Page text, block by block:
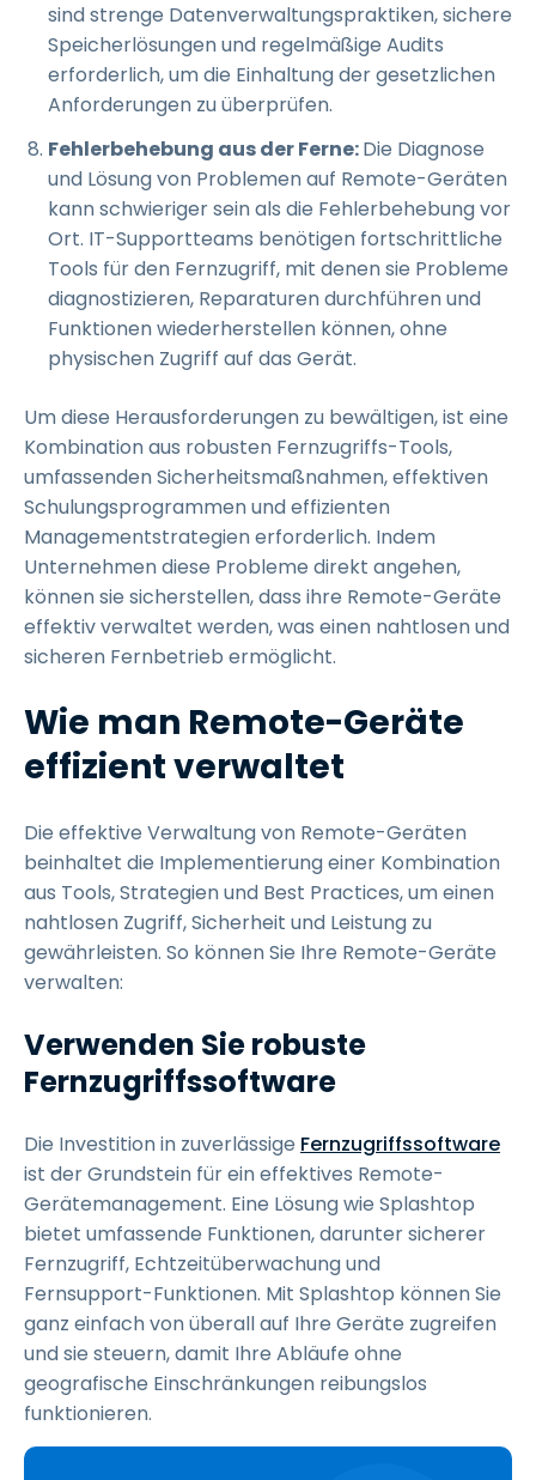
sind strenge Datenverwaltungspraktiken, sichere
Speicherlösungen und regelmäßige Audits
erforderlich, um die Einhaltung der gesetzlichen
Anforderungen zu überprüfen.
Fehlerbehebung aus der Ferne:Die Diagnose
und Lösung von Problemen auf Remote-Geräten
kann schwieriger sein als die Fehlerbehebung vor
Ort. IT-Supportteams benötigen fortschrittliche
Tools für den Fernzugriff, mit denen sie Probleme
diagnostizieren, Reparaturen durchführen und
Funktionen wiederherstellen können, ohne
physischen Zugriff auf das Gerät.
Um diese Herausforderungen zu bewältigen, ist eine
Kombination aus robusten Fernzugriffs-Tools,
umfassenden Sicherheitsmaßnahmen, effektiven
Schulungsprogrammen und effizienten
Managementstrategien erforderlich. Indem
Unternehmen diese Probleme direkt angehen,
können sie sicherstellen, dass ihre Remote-Geräte
effektiv verwaltet werden, was einen nahtlosen und
sicheren Fernbetrieb ermöglicht.
Wie man Remote-Geräte
effizient verwaltet
Die effektive Verwaltung von Remote-Geräten
beinhaltet die Implementierung einer Kombination
aus Tools, Strategien und Best Practices, um einen
nahtlosen Zugriff, Sicherheit und Leistung zu
gewährleisten. So können Sie Ihre Remote-Geräte
verwalten:
Verwenden Sie robuste
Fernzugriffssoftware
Die Investition in zuverlässige Fernzugriffssoftware
ist der Grundstein für ein effektives Remote-
Gerätemanagement. Eine Lösung wie Splashtop
bietet umfassende Funktionen, darunter sicherer
Fernzugriff, Echtzeitüberwachung und
Fernsupport-Funktionen. Mit Splashtop können Sie
ganz einfach von überall auf Ihre Geräte zugreifen
und sie steuern, damit Ihre Abläufe ohne
geografische Einschränkungen reibungslos
funktionieren.